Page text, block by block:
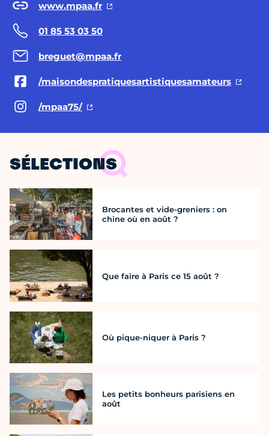
www.mpaa.fr
01 85 53 03 50
breguet@mpaa.fr
/maisondespratiquesartistiquesamateurs
/mpaa75/
SÉLECTIONS
Brocantes et vide-greniers : on
chine où en août ?
Que faire à Paris ce 15 août ?
Où pique-niquer à Paris ?
Les petits bonheurs parisiens en
août